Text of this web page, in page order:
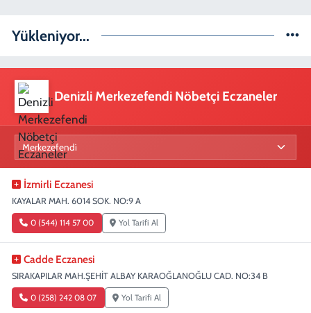
Yükleniyor...
Denizli Merkezefendi Nöbetçi Eczaneler
İzmirli Eczanesi
KAYALAR MAH. 6014 SOK. NO:9 A
0 (544) 114 57 00 Yol Tarifi Al
Cadde Eczanesi
SIRAKAPILAR MAH.ŞEHİT ALBAY KARAOĞLANOĞLU CAD. NO:34 B
0 (258) 242 08 07 Yol Tarifi Al